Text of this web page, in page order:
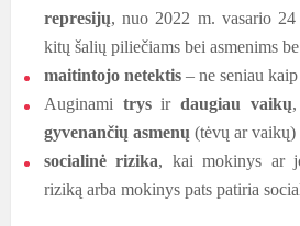
represijų, nuo 2022 m. vasario
kitų šalių piliečiams bei asmenims
maitintojo netektis – ne seniau
Auginami trysir daugiau vaikų
gyvenančių asmenų (tėvų ar vaikų)
socialinė rizika, kai mokinys ar
riziką arba mokinys pats patiria